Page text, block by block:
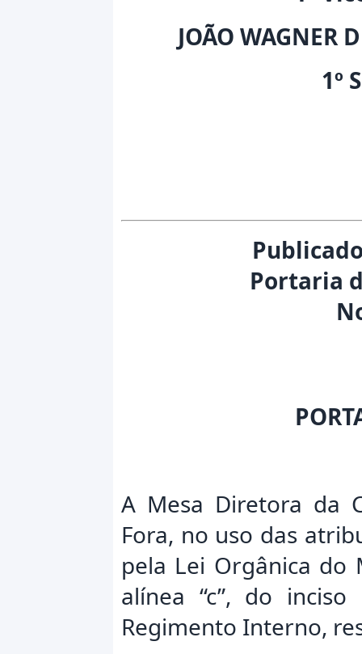
JOÃO WAGNER
1º
Portaria
A Mesa Diretora da
Fora, no uso das
pela Lei Orgânica do
alínea “c”, do
Regimento Interno,